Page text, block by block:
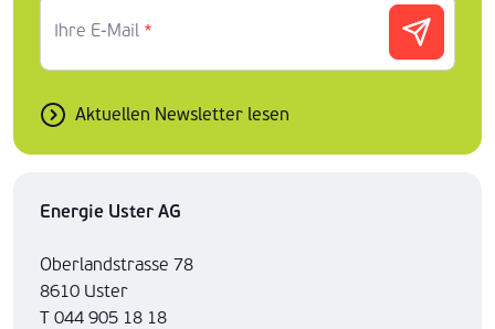
Ihre E-Mail *
Aktuellen Newsletter lesen
Energie Uster AG
Oberlandstrasse 78
8610 Uster
T 044 905 18 18